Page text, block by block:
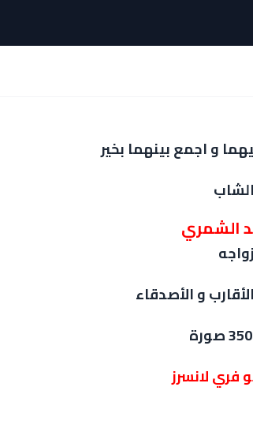
و اجمع بينهما بخير
الشمري
و الأصدقاء
فري لانسرز